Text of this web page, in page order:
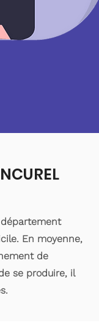
département
En moyenne,
de
se produire, il